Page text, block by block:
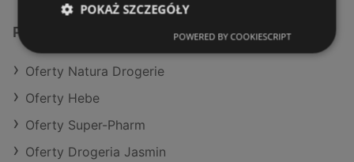
Podobne sklepy detaliczne
Oferty Natura Drogerie
Oferty Hebe
Oferty Super-Pharm
Oferty Drogeria Jasmin
POKAŻ SZCZEGÓŁY
POWERED BY COOKIESCRIPT